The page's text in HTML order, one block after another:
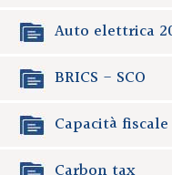
Auto elettrica
BRICS - SCO
Capacità